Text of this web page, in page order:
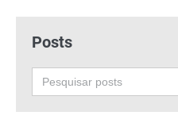
Posts
Search
for: